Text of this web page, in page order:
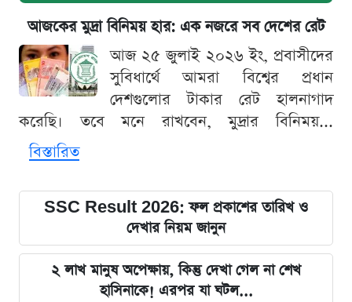
আজকের মুদ্রা বিনিময় হার: এক নজরে সব দেশের রেট
আজ ২৫ জুলাই ২০২৬ ইং, প্রবাসীদের
সুবিধার্থে আমরা বিশ্বের প্রধান
দেশগুলোর টাকার রেট হালনাগাদ
করেছি। তবে মনে রাখবেন, মুদ্রার বিনিময়...
বিস্তারিত
SSC Result 2026: ফল প্রকাশের তারিখ ও
দেখার নিয়ম জানুন
২ লাখ মানুষ অপেক্ষায়, কিন্তু দেখা গেল না শেখ
হাসিনাকে! এরপর যা ঘটল...